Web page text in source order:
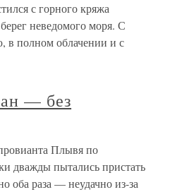
с горного кряжа
неведомого моря. С
в полном облачении и с
— без
Плывя по
дважды пытались пристать
оба раза — неудачно из-за